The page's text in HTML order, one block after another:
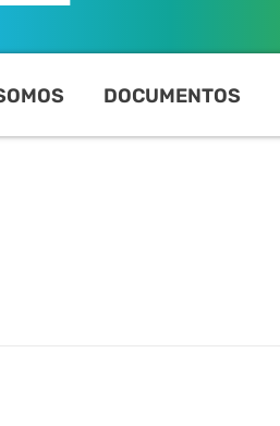
DOCUMENTOS